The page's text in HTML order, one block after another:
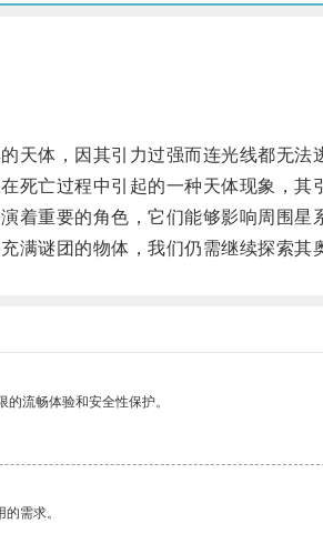
体，因其引力过强而连光线都无法逃
亡过程中引起的一种天体现象，其
重要的角色，它们能够影响周围星
谜团的物体，我们仍需继续探索其
流畅体验和安全性保护。
需求。